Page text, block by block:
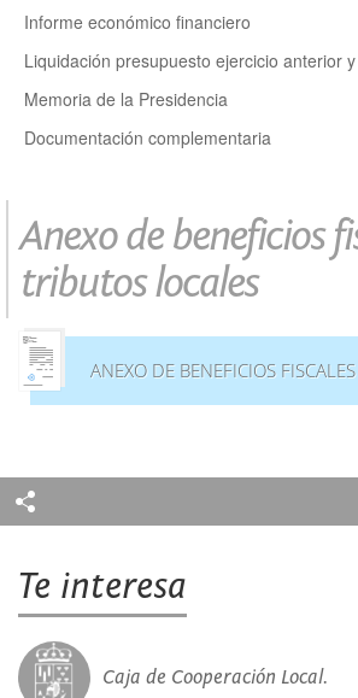
Informe económico financiero
Liquidación presupuesto ejercicio anterior
Memoria de la Presidencia
Documentación complementaria
Anexo de beneficios
tributos locales
ANEXO DE BENEFICIOS FISCALES
Te interesa
Caja de Cooperación Local.